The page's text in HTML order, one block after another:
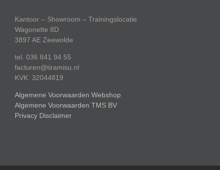
Kantoor – Showroom – Trainingslocatie
Wagonette 8D
3897 AE Zeewolde
tel. 036 841 94 55
facturen@tiramisu.nl
KVK 32044819
Algemene Voorwaarden Webshop
Algemene Voorwaarden TMS BV
Privacy Disclaimer